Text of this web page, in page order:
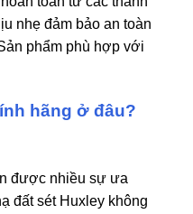
nhẹ đảm bảo an toàn
phẩm phù hợp với
hãng ở đâu?
được nhiều sự ưa
đất sét Huxley không